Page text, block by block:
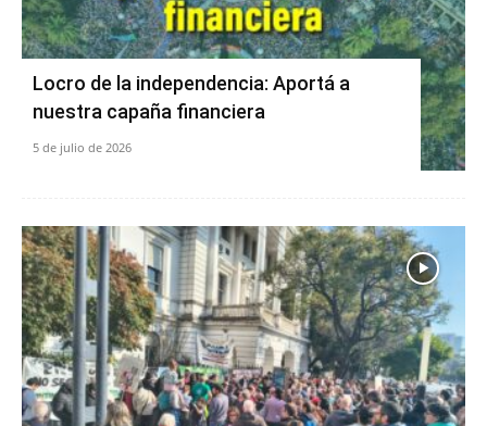
Locro de la independencia: Aportá a
nuestra capaña financiera
5 de julio de 2026